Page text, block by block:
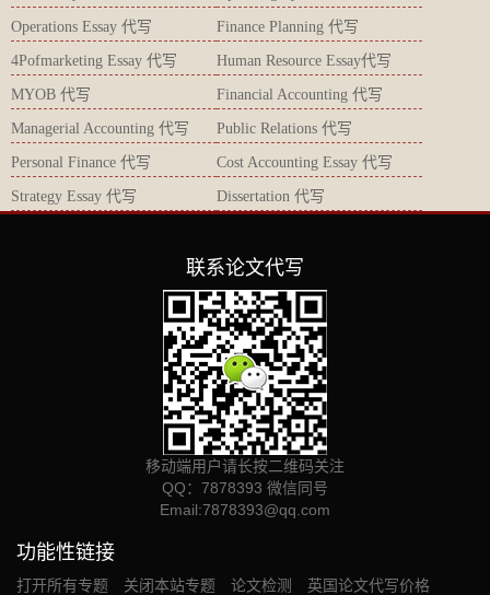
Operations Essay 代写 Finance Planning 代写
4Pofmarketing Essay 代写 Human Resource Essay代写
MYOB 代写 Financial Accounting 代写
Managerial Accounting 代写 Public Relations 代写
Personal Finance 代写 Cost Accounting Essay 代写
Strategy Essay 代写 Dissertation 代写
联系论文代写
移动端用户请长按二维码关注
QQ：7878393 微信同号
Email:7878393@qq.com
功能性链接
打开所有专题 关闭本站专题 论文检测 英国论文代写价格